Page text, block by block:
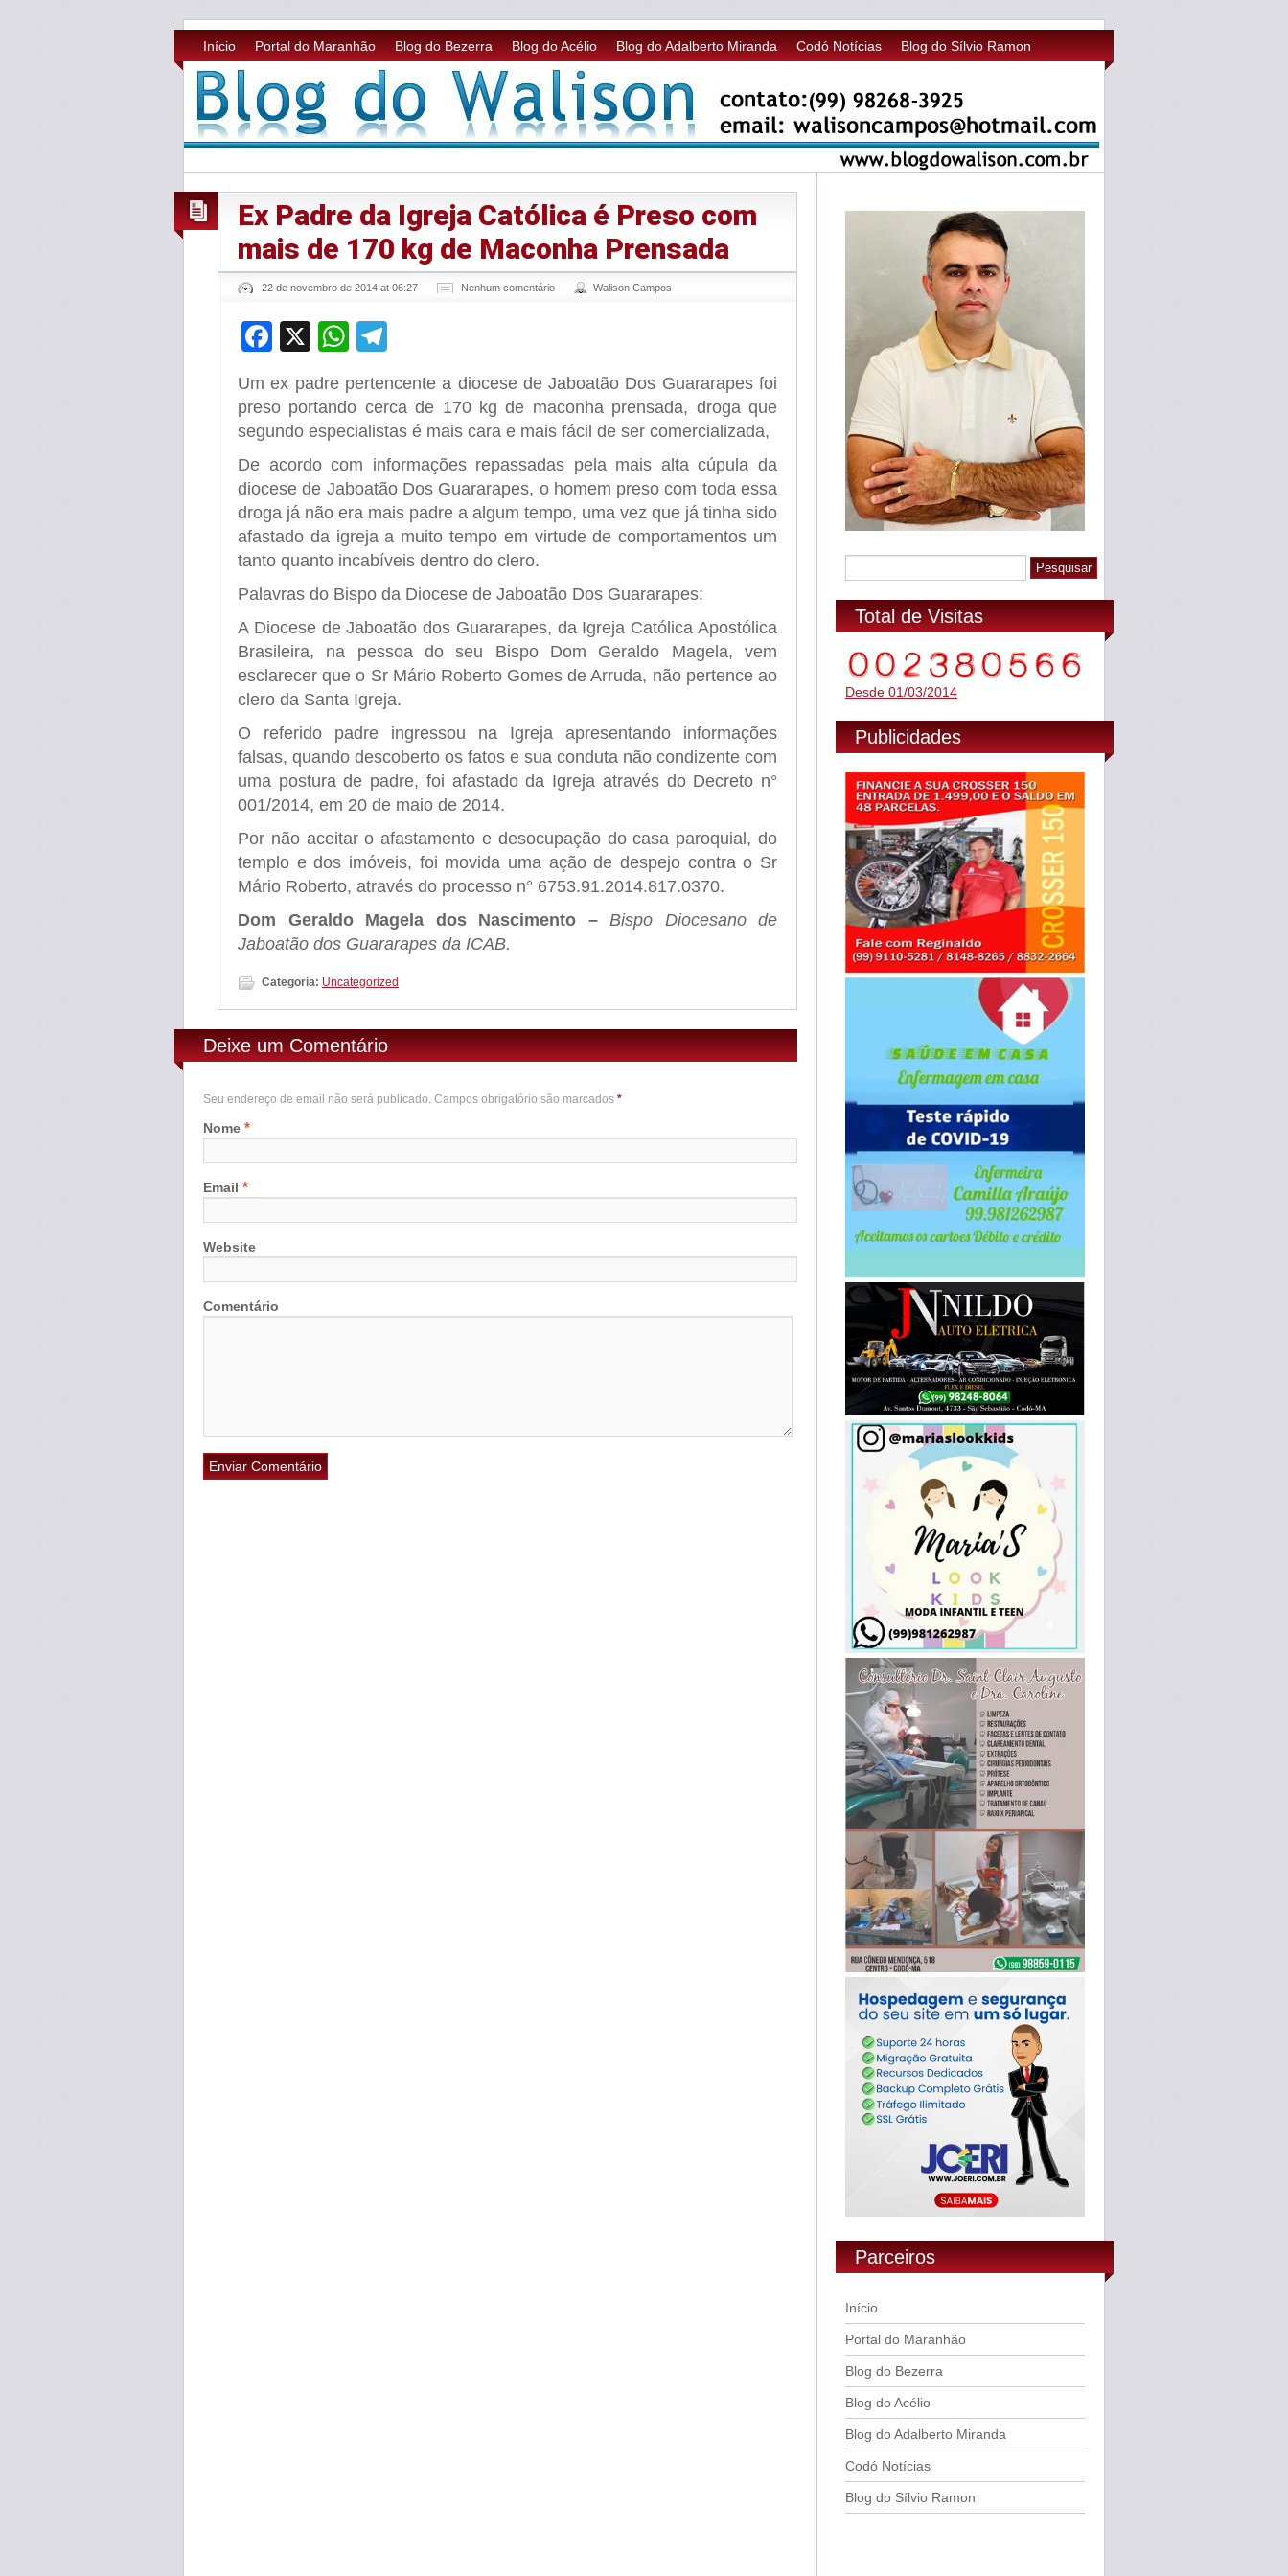
Início Portal do Maranhão Blog do Bezerra Blog do Acélio Blog do Adalberto Miranda Codó Notícias Blog do Sílvio Ramon
Ex Padre da Igreja Católica é Preso com
mais de 170 kg de Maconha Prensada
22 de novembro de 2014 at 06:27 Nenhum comentário Walison Campos
Facebook
X WhatsApp
Um ex padre pertencente a diocese de Jaboatão Dos Guararapes foi
preso portando cerca de 170 kg de maconha prensada, droga que
segundo especialistas é mais cara e mais fácil de ser comercializada,
De acordo com informações repassadas pela mais alta cúpula da
diocese de Jaboatão Dos Guararapes, o homem preso com toda essa
droga já não era mais padre a algum tempo, uma vez que já tinha sido
afastado da igreja a muito tempo em virtude de comportamentos um
tanto quanto incabíveis dentro do clero.
Palavras do Bispo da Diocese de Jaboatão Dos Guararapes:
A Diocese de Jaboatão dos Guararapes, da Igreja Católica Apostólica
Brasileira, na pessoa do seu Bispo Dom Geraldo Magela, vem
esclarecer que o Sr Mário Roberto Gomes de Arruda, não pertence ao
clero da Santa Igreja.
O referido padre ingressou na Igreja apresentando informações
falsas, quando descoberto os fatos e sua conduta não condizente com
uma postura de padre, foi afastado da Igreja através do Decreto n°
001/2014, em 20 de maio de 2014.
Por não aceitar o afastamento e desocupação do casa paroquial, do
templo e dos imóveis, foi movida uma ação de despejo contra o Sr
Mário Roberto, através do processo n° 6753.91.2014.817.0370.
Dom Geraldo Magela dos Nascimento – Bispo Diocesano de
Jaboatão dos Guararapes da ICAB.
Categoria: Uncategorized
Deixe um Comentário
Seu endereço de email não será publicado. Campos obrigatório são marcados *
Nome *
Email *
Website
Comentário
Total de Visitas
Desde 01/03/2014
Publicidades
Parceiros
Início
Portal do Maranhão
Blog do Bezerra
Blog do Acélio
Blog do Adalberto Miranda
Codó Notícias
Blog do Sílvio Ramon